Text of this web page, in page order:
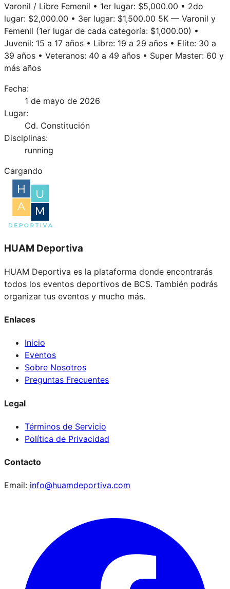
Varonil / Libre Femenil • 1er lugar: $5,000.00 • 2do
lugar: $2,000.00 • 3er lugar: $1,500.00 5K — Varonil y
Femenil (1er lugar de cada categoría: $1,000.00) •
Juvenil: 15 a 17 años • Libre: 19 a 29 años • Elite: 30 a
39 años • Veteranos: 40 a 49 años • Super Master: 60 y
más años
Fecha:
1 de mayo de 2026
Lugar:
Cd. Constitución
Disciplinas:
running
Cargando
HUAM Deportiva
HUAM Deportiva es la plataforma donde encontrarás
todos los eventos deportivos de BCS. También podrás
organizar tus eventos y mucho más.
Enlaces
Inicio
Eventos
Sobre Nosotros
Preguntas Frecuentes
Legal
Términos de Servicio
Política de Privacidad
Contacto
Email: info@huamdeportiva.com